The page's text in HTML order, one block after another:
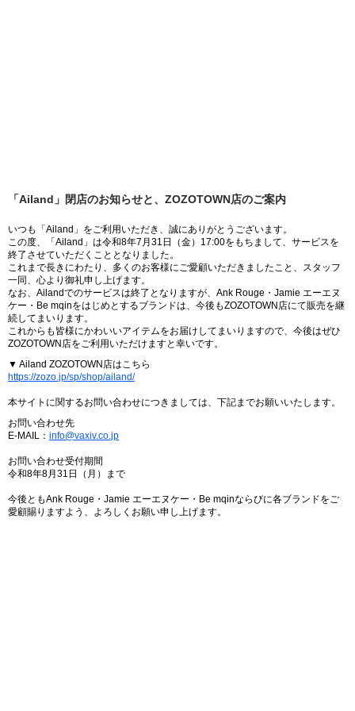
「Ailand」閉店のお知らせと、ZOZOTOWN店のご案内
いつも「Ailand」をご利用いただき、誠にありがとうございます。
この度、「Ailand」は令和8年7月31日（金）17:00をもちまして、サービスを
終了させていただくこととなりました。
これまで長きにわたり、多くのお客様にご愛顧いただきましたこと、スタッフ
一同、心より御礼申し上げます。
なお、Ailandでのサービスは終了となりますが、Ank Rouge・Jamie エーエヌ
ケー・Be mqinをはじめとするブランドは、今後もZOZOTOWN店にて販売を継
続してまいります。
これからも皆様にかわいいアイテムをお届けしてまいりますので、今後はぜひ
ZOZOTOWN店をご利用いただけますと幸いです。
▼ Ailand ZOZOTOWN店はこちら
https://zozo.jp/sp/shop/ailand/
本サイトに関するお問い合わせにつきましては、下記までお願いいたします。
お問い合わせ先
E-MAIL： info@vaxiv.co.jp
お問い合わせ受付期間
令和8年8月31日（月）まで
今後ともAnk Rouge・Jamie エーエヌケー・Be mqinならびに各ブランドをご
愛顧賜りますよう、よろしくお願い申し上げます。